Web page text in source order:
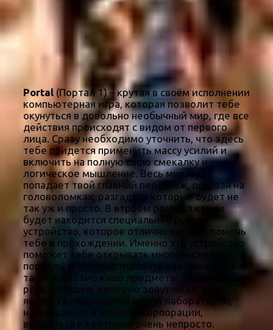
Portal (Портал 1) – крутая в своём исполнении
компьютерная игра, которая позволит тебе
окунуться в довольно необычный мир, где все
действия происходят с видом от первого
лица. Сразу необходимо уточнить, что здесь
тебе придется применить массу усилий и
включить на полную свою смекалку и
логическое мышление. Весь мир, куда
попадает твой главный персонаж, основан на
головоломках, разгадать которые будет не
так уж и просто. В втроем распоряжении
будет находится специальное ручное
устройство, которое отлично сможет помочь
тебе в прохождении. Именно это устройство
поможет тебе открывать многочисленные
порталы и телепортировать как самого себя,
так и всевозможные предметы. Ты сыграешь
роль девушки, которую зовут Челл. Она
является подопытной некой лаборатории,
находящейся в мощной корпорации,
выбраться из которой очень непросто.